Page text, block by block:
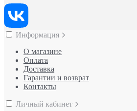
Информация
О магазине
Оплата
Доставка
Гарантии и возврат
Контакты
Личный кабинет